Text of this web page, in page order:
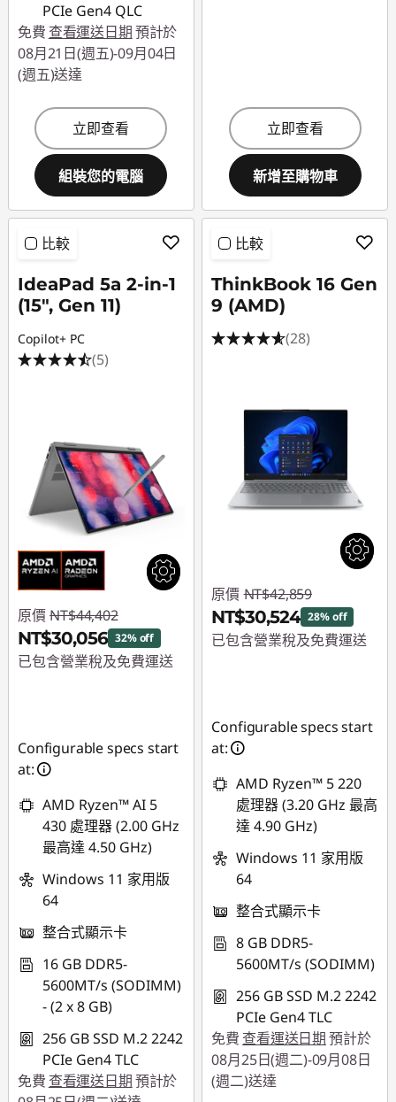
PCIe Gen4 QLC
免費 查看運送日期預計於
08月21日(週五)-09月04日
(週五)送達
立即查看
組裝您的電腦
立即查看
新增至購物車
比較
IdeaPad 5a 2-in-1
(15", Gen 11)
Copilot+ PC
(5)
原價 NT$44,402
NT$30,056 32% off
已包含營業稅及免費運送
Configurable specs start
at:
AMD Ryzen™ AI 5
430 處理器 (2.00 GHz
最高達 4.50 GHz)
Windows 11 家用版
64
整合式顯示卡
16 GB DDR5-
5600MT/s (SODIMM)
- (2 x 8 GB)
256 GB SSD M.2 2242
PCIe Gen4 TLC
免費 查看運送日期預計於
比較
ThinkBook 16 Gen
9 (AMD)
(28)
原價 NT$42,859
NT$30,524 28% off
已包含營業稅及免費運送
Configurable specs start
at:
AMD Ryzen™ 5 220
處理器 (3.20 GHz 最高
達 4.90 GHz)
Windows 11 家用版
64
整合式顯示卡
8 GB DDR5-
5600MT/s (SODIMM)
256 GB SSD M.2 2242
PCIe Gen4 TLC
免費 查看運送日期預計於
08月25日(週二)-09月08日
(週二)送達